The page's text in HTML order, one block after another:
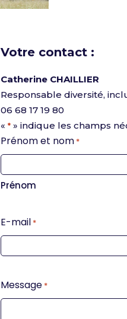
Votre contact :
Catherine CHAILLIER
Responsable diversité,
06 68 17 19 80
« *» indique les champs
Prénom et nom *
Prénom
E-mail *
Message *